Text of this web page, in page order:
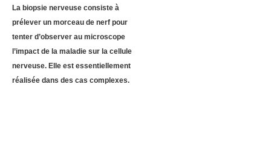
La biopsie nerveuse consiste à
prélever un morceau de nerf pour
tenter d’observer au microscope
l’impact de la maladie sur la cellule
nerveuse. Elle est essentiellement
réalisée dans des cas complexes.